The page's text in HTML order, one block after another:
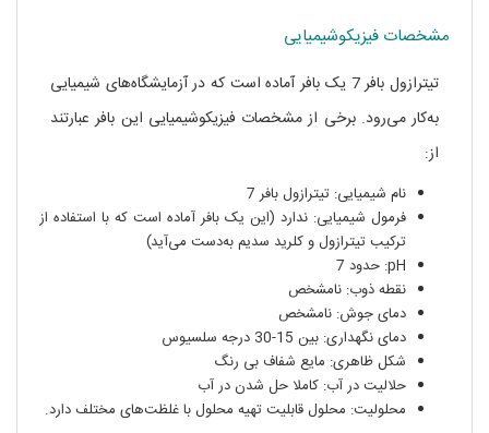
مشخصات فیزیکوشیمیایی
تیترازول بافر 7 یک بافر آماده است که در آزمایشگاه‌های شیمیایی
به‌کار می‌رود. برخی از مشخصات فیزیکوشیمیایی این بافر عبارتند
از:
نام شیمیایی: تیترازول بافر 7
فرمول شیمیایی: ندارد (این یک بافر آماده است که با استفاده از
ترکیب تیترازول و کلرید سدیم به‌دست می‌آید)
pH: حدود 7
نقطه ذوب: نامشخص
دمای جوش: نامشخص
دمای نگهداری: بین 15-30 درجه سلسیوس
شکل ظاهری: مایع شفاف بی رنگ
حلالیت در آب: کاملا حل شدن در آب
محلولیت: محلول قابلیت تهیه محلول با غلظت‌های مختلف دارد.